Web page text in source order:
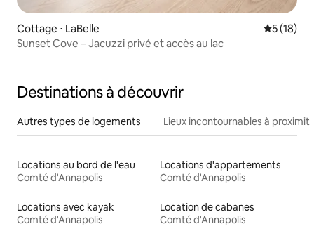
Cottage ⋅ LaBelle
5 (18)
Sunset Cove – Jacuzzi privé et accès au lac
Destinations à découvrir
Autres types de logements Lieux incontournables à
Locations au bord de l'eau
Comté d'Annapolis
Locations d'appartements
Comté d'Annapolis
Locations avec kayak
Comté d'Annapolis
Location de cabanes
Comté d'Annapolis